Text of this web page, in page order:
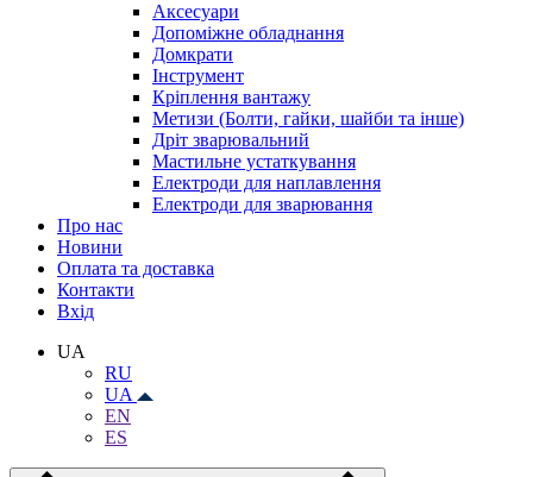
Аксесуари
Допоміжне обладнання
Домкрати
Інструмент
Кріплення вантажу
Метизи (Болти, гайки, шайби та інше)
Дріт зварювальний
Мастильне устаткування
Електроди для наплавлення
Електроди для зварювання
Про нас
Новини
Оплата та доставка
Контакти
Вхiд
UA
RU
UA
EN
ES